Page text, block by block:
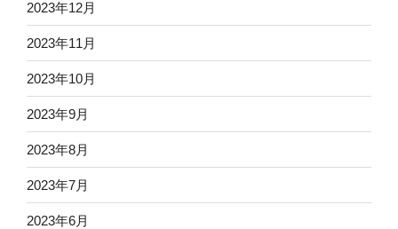
2023年12月
2023年11月
2023年10月
2023年9月
2023年8月
2023年7月
2023年6月